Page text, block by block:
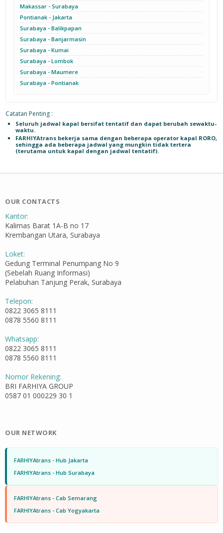
Makassar - Surabaya
Pontianak - Jakarta
Surabaya - Balikpapan
Surabaya - Banjarmasin
Surabaya - Kumai
Surabaya - Lombok
Surabaya - Maumere
Surabaya - Pontianak
Catatan Penting :
Seluruh jadwal kapal bersifat tentatif dan dapat berubah sewaktu-
waktu.
FARHIYAtrans bekerja sama dengan beberapa operator kapal RORO,
sehingga ada beberapa jadwal yang mungkin tidak tertera
(terutama untuk kapal dengan jadwal tentatif).
OUR CONTACTS
Kantor:
Kalimas Barat 1A-B no 17
Krembangan Utara, Surabaya
Loket:
Gedung Terminal Penumpang No 9
(Sebelah Ruang Informasi)
Pelabuhan Tanjung Perak, Surabaya
Telepon:
0822 3065 8111
0878 5560 8111
Whatsapp:
0822 3065 8111
0878 5560 8111
Nomor Rekening:
BRI FARHIYA GROUP
0587 01 000229 30 1
OUR NETWORK
FARHIYAtrans - Hub Jakarta
FARHIYAtrans - Hub Surabaya
FARHIYAtrans - Cab Semarang
FARHIYAtrans - Cab Yogyakarta